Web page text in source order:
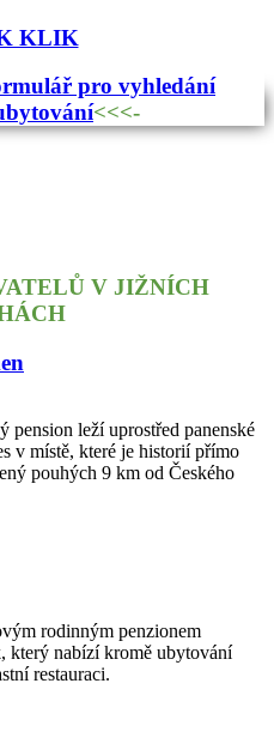
pro vyhledání
<<<-
V JIŽNÍCH
pension leží uprostřed panenské
v místě, které je historií přímo
pouhých 9 km od Českého
rodinným penzionem
který nabízí kromě ubytování
restauraci.